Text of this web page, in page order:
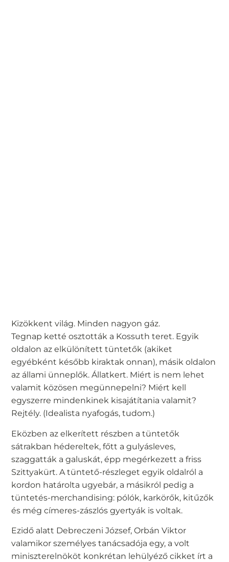
Kizökkent világ. Minden nagyon gáz.
Tegnap ketté osztották a Kossuth teret. Egyik
oldalon az elkülönített tüntetők (akiket
egyébként később kiraktak onnan), másik oldalon
az állami ünneplők. Állatkert. Miért is nem lehet
valamit közösen megünnepelni? Miért kell
egyszerre mindenkinek kisajátítania valamit?
Rejtély. (Idealista nyafogás, tudom.)
Eközben az elkerített részben a tüntetők
sátrakban hédereltek, főtt a gulyásleves,
szaggatták a galuskát, épp megérkezett a friss
Szittyakürt. A tüntető-részleget egyik oldalról a
kordon határolta ugyebár, a másikról pedig a
tüntetés-merchandising: pólók, karkörők, kitűzők
és még címeres-zászlós gyertyák is voltak.
Ezidő alatt Debreczeni József, Orbán Viktor
valamikor személyes tanácsadója egy, a volt
miniszterelnököt konkrétan lehülyéző cikket írt a